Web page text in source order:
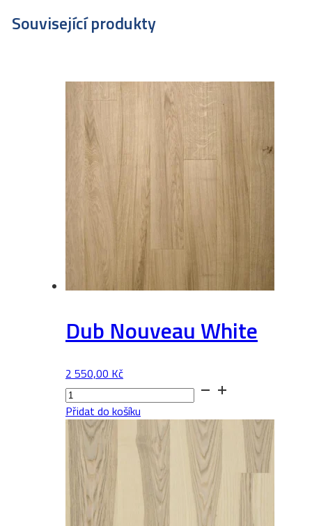
Související produkty
Dub Nouveau White
2 550,00 Kč
Dub
Nouveau
White
množství
Přidat do košíku